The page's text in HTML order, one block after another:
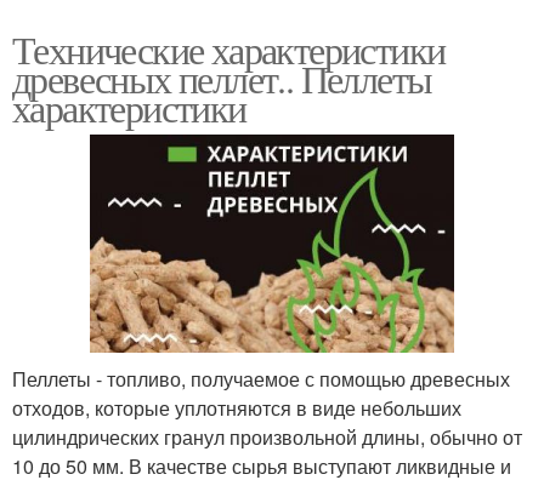
Технические характеристики
древесных пеллет.. Пеллеты
характеристики
Пеллеты - топливо, получаемое с помощью древесных
отходов, которые уплотняются в виде небольших
цилиндрических гранул произвольной длины, обычно от
10 до 50 мм. В качестве сырья выступают ликвидные и